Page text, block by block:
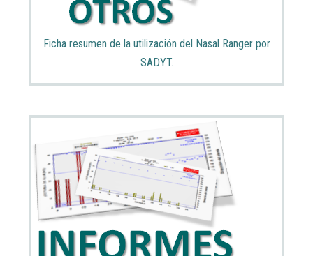
Ficha resumen de la utilización del Nasal Ranger por
SADYT.